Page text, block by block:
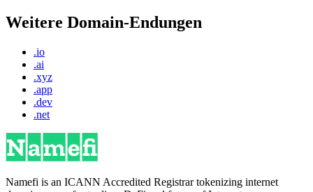
Weitere Domain-Endungen
.io
.ai
.xyz
.app
.dev
.net
Namefi is an ICANN Accredited Registrar tokenizing internet